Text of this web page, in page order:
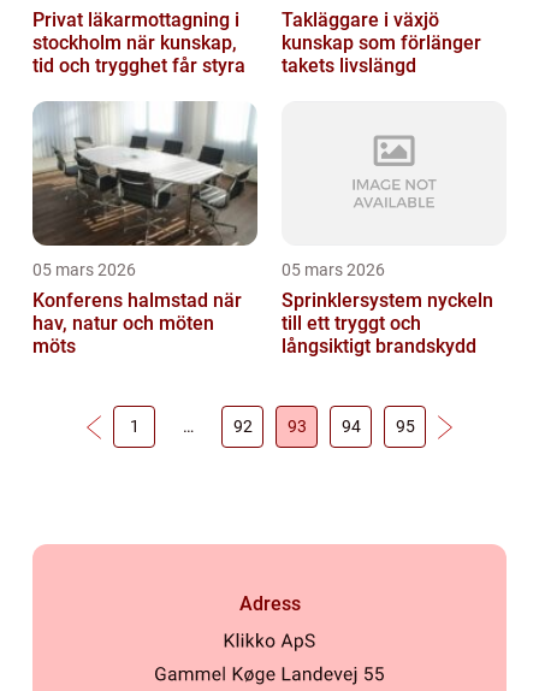
Privat läkarmottagning i
stockholm när kunskap,
tid och trygghet får styra
Takläggare i växjö
kunskap som förlänger
takets livslängd
05 mars 2026
Konferens halmstad när
hav, natur och möten
möts
05 mars 2026
Sprinklersystem nyckeln
till ett tryggt och
långsiktigt brandskydd
1 … 92 93 94 95
Adress